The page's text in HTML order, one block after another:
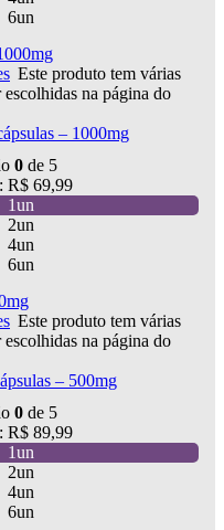
6un
Este produto tem várias
na página do
– 1000mg
0 de 5
R$ 69,99
1un
2un
4un
6un
Este produto tem várias
na página do
– 500mg
0 de 5
R$ 89,99
1un
2un
4un
6un